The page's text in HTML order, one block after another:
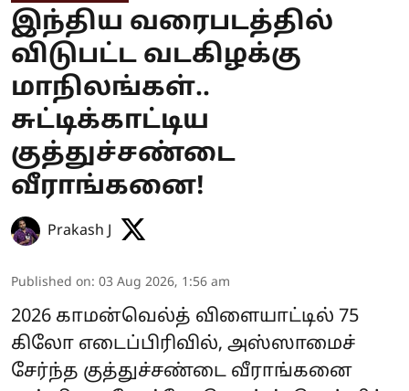
இந்திய வரைபடத்தில்
விடுபட்ட வடகிழக்கு
மாநிலங்கள்..
சுட்டிக்காட்டிய
குத்துச்சண்டை
வீராங்கனை!
Prakash J
Published on: 03 Aug 2026, 1:56 am
2026 காமன்வெல்த் விளையாட்டில் 75
கிலோ எடைப்பிரிவில், அஸ்ஸாமைச்
சேர்ந்த குத்துச்சண்டை வீராங்கனை